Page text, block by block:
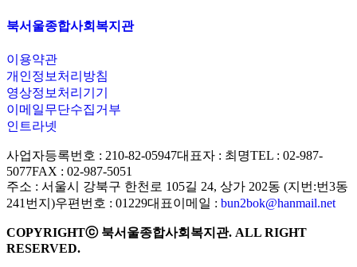
북서울종합사회복지관
이용약관
개인정보처리방침
영상정보처리기기
이메일무단수집거부
인트라넷
사업자등록번호 : 210-82-05947대표자 : 최명TEL : 02-987-
5077FAX : 02-987-5051
주소 : 서울시 강북구 한천로 105길 24, 상가 202동 (지번:번3동
241번지)우편번호 : 01229대표이메일 : bun2bok@hanmail.net
COPYRIGHTⓒ 북서울종합사회복지관. ALL RIGHT
RESERVED.